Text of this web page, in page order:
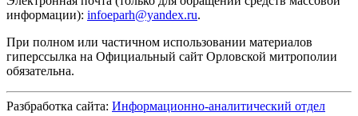
информации): infoeparh@yandex.ru.
При полном или частичном использовании материалов
гиперссылка на Официальный сайт Орловской митрополии
обязательна.
Разбработка сайта: Информационно-аналитический отдел